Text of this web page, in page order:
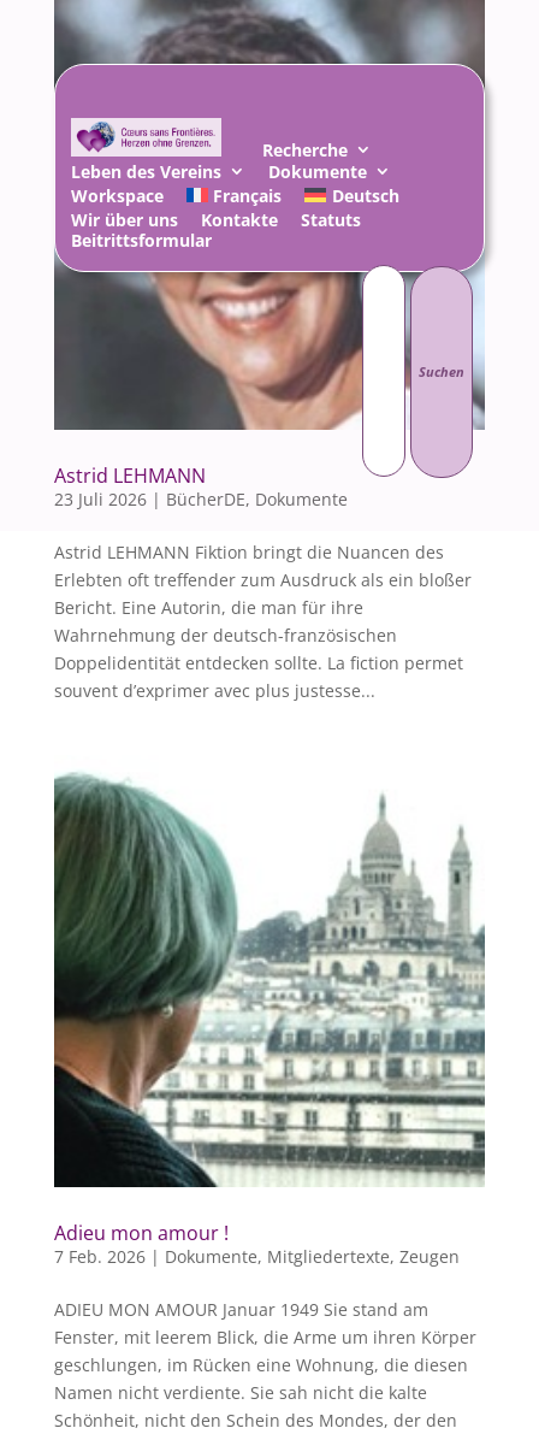
Recherche
Leben des Vereins
Dokumente
Workspace
Français
Deutsch
Wir über uns
Kontakte
Statuts
Beitrittsformular
Suchen
nach:
Astrid LEHMANN
23 Juli 2026| BücherDE, Dokumente
Astrid LEHMANN Fiktion bringt die Nuancen des
Erlebten oft treffender zum Ausdruck als ein bloßer
Bericht. Eine Autorin, die man für ihre
Wahrnehmung der deutsch-französischen
Doppelidentität entdecken sollte. La fiction permet
souvent d’exprimer avec plus justesse...
Adieu mon amour !
7 Feb. 2026| Dokumente, Mitgliedertexte, Zeugen
ADIEU MON AMOUR Januar 1949 Sie stand am
Fenster, mit leerem Blick, die Arme um ihren Körper
geschlungen, im Rücken eine Wohnung, die diesen
Namen nicht verdiente. Sie sah nicht die kalte
Schönheit, nicht den Schein des Mondes, der den